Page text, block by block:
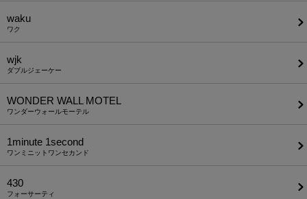
waku
ワク
wjk
ダブルジェーケー
WONDER WALL MOTEL
ワンダーウォールモーテル
1minute​ 1second
ワンミニットワンセカンド
430
フォーサーティ